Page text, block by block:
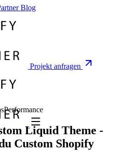
Blog
Projekt anfragen
Performance
Liquid Theme -
Custom Shopify